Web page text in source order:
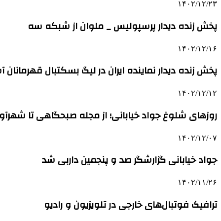
۱۴۰۲/۱۲/۲۳
پخش زنده دیدار پرسپولیس _ ملوان از شبکه سه
۱۴۰۲/۱۲/۱۶
پخش زنده دیدار نماینده ایران در لیگ بسکتبال قهرمانان
۱۴۰۲/۱۲/۱۲
روزهای شلوغ جواد خیابانی؛ از مجله صبحگاهی تا
۱۴۰۲/۱۲/۰۷
جواد خیابانی گزارشگر صد و پنجمین داربی شد
۱۴۰۲/۱۱/۲۶
ترافیک فوتبال‌های خارجی در تلویزیون و رادیو